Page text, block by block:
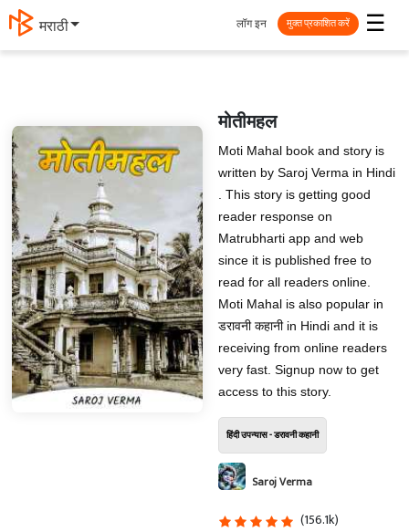
தமிழ் ☰
लॉग इन मुक्त प्रकाशित करें
मोतीमहल
Moti Mahal book and story is
written by Saroj Verma in Hindi
. This story is getting good
reader response on
Matrubharti app and web
since it is published free to
read for all readers online.
Moti Mahal is also popular in
डरावनी कहानी in Hindi and it is
receiving from online readers
very fast. Signup now to get
access to this story.
हिंदी उपन्यास - डरावनी कहानी
Saroj Verma
(156.1k)